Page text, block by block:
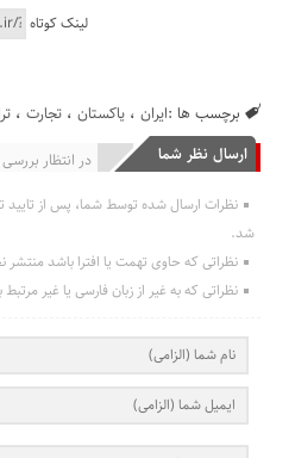
لینک کوتاه
برچسب ها :ایران ،پاکستان ،تجارت ،
ارسال نظر شما
در انتظار بررسی انتشار یافته : 0
نظرات ارسال شده توسط شما، پس از
شد.
نظراتی که حاوی تهمت یا افترا باشد
نظراتی که به غیر از زبان فارسی یا غیر